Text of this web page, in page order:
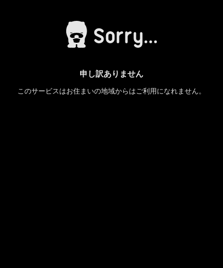
申し訳ありません
このサービスはお住まいの地域からはご利用になれません。